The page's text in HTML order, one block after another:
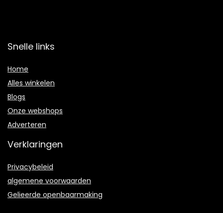
Snelle links
Home
Alles winkelen
Blogs
Onze webshops
Adverteren
Verklaringen
Privacybeleid
algemene voorwaarden
Gelieerde openbaarmaking